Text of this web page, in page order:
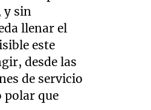
y sin
llenar el
este
desde las
de servicio
polar que